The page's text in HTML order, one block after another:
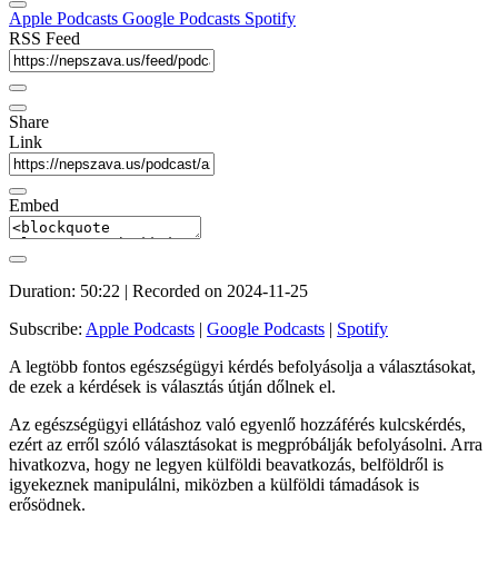
Apple Podcasts Google Podcasts Spotify
RSS Feed
Share
Link
Embed
Duration: 50:22 | Recorded on 2024-11-25
Subscribe: Apple Podcasts | Google Podcasts | Spotify
A legtöbb fontos egészségügyi kérdés befolyásolja a választásokat,
de ezek a kérdések is választás útján dőlnek el.
Az egészségügyi ellátáshoz való egyenlő hozzáférés kulcskérdés,
ezért az erről szóló választásokat is megpróbálják befolyásolni. Arra
hivatkozva, hogy ne legyen külföldi beavatkozás, belföldről is
igyekeznek manipulálni, miközben a külföldi támadások is
erősödnek.